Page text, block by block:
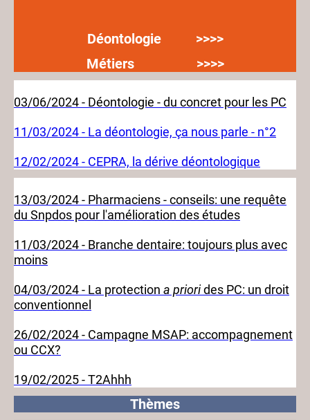
Déontologie >>>>
Métiers >>>>
03/06/2024 - Déontologie - du concret pour les PC
11/03/2024 - La déontologie, ça nous parle - n°2
12/02/2024 - CEPRA, la dérive déontologique
13/03/2024 - Pharmaciens - conseils: une requête
du Snpdos pour l'amélioration des études
11/03/2024 - Branche dentaire: toujours plus avec
moins
04/03/2024 - La protection a priorides PC: un droit
conventionnel
26/02/2024 - Campagne MSAP: accompagnement
ou CCX?
19/02/2025 - T2Ahhh
Thèmes